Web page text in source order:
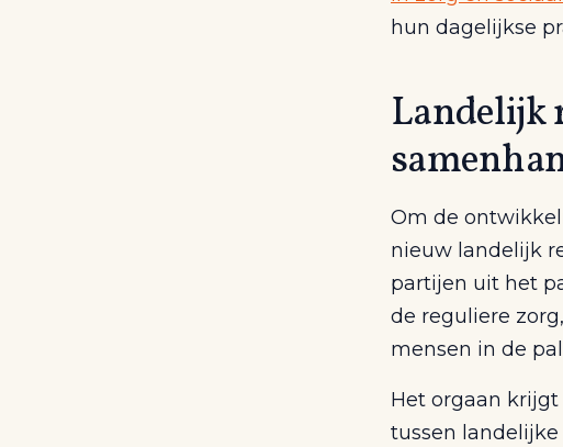
hun dagelijkse
Landelijk
Om de
nieuw landelijk
partijen uit het
de reguliere
mensen in de
Het orgaan
tussen